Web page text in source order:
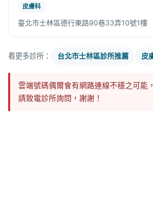
皮膚科
臺北市士林區德行東路90巷33弄10號1樓
看更多診所： 台北市士林區診所推薦 皮
雲端號碼偶爾會有網路連線不穩之可能
請致電診所詢問，謝謝！